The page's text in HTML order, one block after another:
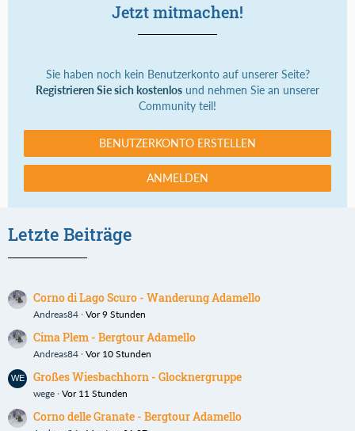
Jetzt mitmachen!
Sie haben noch kein Benutzerkonto auf unserer Seite?
Registrieren Sie sich kostenlos und nehmen Sie an unserer
Community teil!
BENUTZERKONTO ERSTELLEN
ANMELDEN
Letzte Beiträge
Corno di Lago Scuro - Wanderung Adamello
Andreas84 Vor 9 Stunden
Cima Plem - Bergtour Adamello
Andreas84 Vor 10 Stunden
Großes Wiesbachhorn - Glocknergruppe
wege Vor 11 Stunden
Corno delle Granate - Bergtour Adamello